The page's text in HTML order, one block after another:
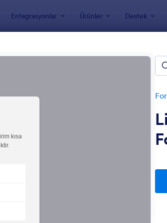
Entegrasyonlar Ürünler Destek
: